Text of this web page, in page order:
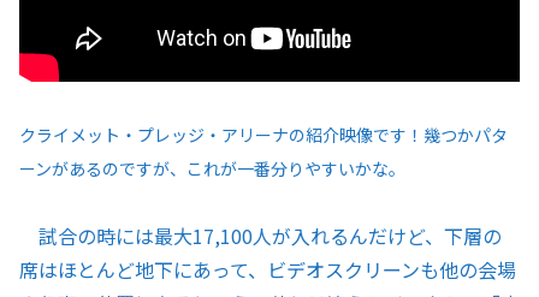
クライメット・プレッジ・アリーナの紹介映像です！幾つかパタ
ーンがあるのですが、これが一番分りやすいかな。
試合の時には最大17,100人が入れるんだけど、下層の
席はほとんど地下にあって、ビデオスクリーンも他の会場